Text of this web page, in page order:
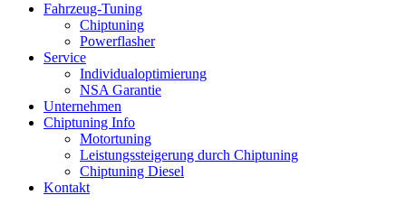
Fahrzeug-Tuning
Chiptuning
Powerflasher
Service
Individualoptimierung
NSA Garantie
Unternehmen
Chiptuning Info
Motortuning
Leistungssteigerung durch Chiptuning
Chiptuning Diesel
Kontakt